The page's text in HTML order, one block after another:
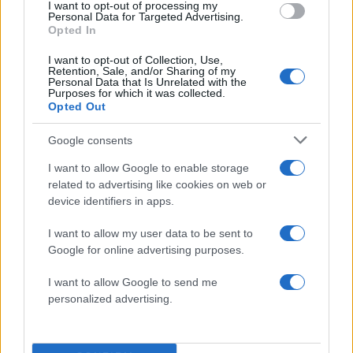
I want to opt-out of processing my
Personal Data for Targeted Advertising.
Opted In
I want to opt-out of Collection, Use,
Retention, Sale, and/or Sharing of my
Personal Data that Is Unrelated with the
Purposes for which it was collected.
Opted Out
Google consents
I want to allow Google to enable storage
related to advertising like cookies on web or
device identifiers in apps.
I want to allow my user data to be sent to
Google for online advertising purposes.
I want to allow Google to send me
personalized advertising.